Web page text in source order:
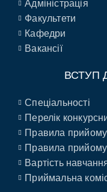
Адміністрація
Факультети
Кафедри
Вакансії
ВСТУП
Спеціальності
Перелік
Правила прийому
Правила
Вартість
Приймальна